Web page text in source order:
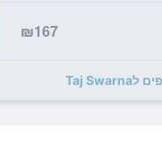
₪167